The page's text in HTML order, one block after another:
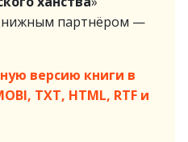
партнёром —
версию книги в
TXT, HTML, RTF и